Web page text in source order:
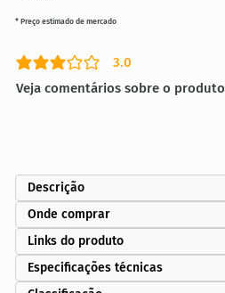
3.0
classificação média é 3 de 5
Veja comentários sobre o produto
* Preço estimado de mercado
Descrição
Onde comprar
Links do produto
Especificações técnicas